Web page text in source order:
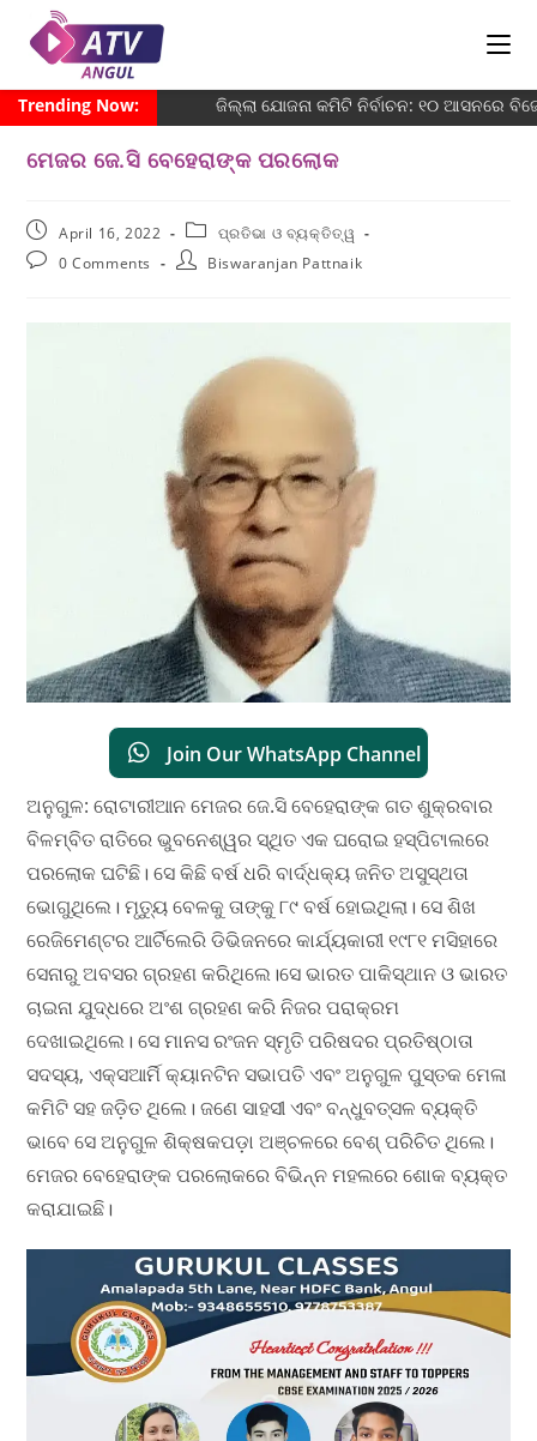
Trending Now: ଜିଲ୍ଲା ଯୋଜନା କମିଟି ନିର୍ବାଚନ: ୧୦ ଆସନରେ
ମେଜର ଜେ.ସି ବେହେରାଙ୍କ ପରଲୋକ
April 16, 2022
ପ୍ରତିଭା ଓ ବ୍ୟକ୍ତିତ୍ୱ
0 Comments
Biswaranjan Pattnaik
Join Our WhatsApp Channel
ଅନୁଗୁଳ: ରୋଟାରୀଆନ ମେଜର ଜେ.ସି ବେହେରାଙ୍କ ଗତ ଶୁକ୍ରବାର
ବିଳମ୍ବିତ ରାତିରେ ଭୁବନେଶ୍ୱର ସ୍ଥିତ ଏକ ଘରୋଇ ହସ୍ପିଟାଲରେ
ପରଲୋକ ଘଟିଛି। ସେ କିଛି ବର୍ଷ ଧରି ବାର୍ଦ୍ଧକ୍ୟ ଜନିତ ଅସୁସ୍ଥତା
ଭୋଗୁଥିଲେ। ମୃତ୍ୟୁ ବେଳକୁ ତାଙ୍କୁ ୮୯ ବର୍ଷ ହୋଇଥିଲା। ସେ ଶିଖ
ରେଜିମେଣ୍ଟ‌ର ଆର୍ଟିଲେରି ଡିଭିଜନରେ କାର୍ଯ୍ୟକାରୀ ୧୯୮୧ ମସିହାରେ
ସେନାରୁ ଅବସର ଗ୍ରହଣ କରିଥିଲେ।ସେ ଭାରତ ପାକିସ୍ଥାନ ଓ ଭାରତ
ଚାଇନା ଯୁଦ୍ଧରେ ଅଂଶ ଗ୍ରହଣ କରି ନିଜର ପରାକ୍ରମ
ଦେଖାଇଥିଲେ। ସେ ମାନସ ରଂଜନ ସ୍ମୃତି ପରିଷଦର ପ୍ରତିଷ୍ଠାତା
ସଦସ୍ୟ, ଏକ୍ସଆର୍ମି କ୍ୟାନଟିନ ସଭାପତି ଏବଂ ଅନୁଗୁଳ ପୁସ୍ତକ ମେଳା
କମିଟି ସହ ଜଡ଼ିତ ଥିଲେ। ଜଣେ ସାହସୀ ଏବଂ ବନ୍ଧୁବତ୍ସଳ ବ୍ୟକ୍ତି
ଭାବେ ସେ ଅନୁଗୁଳ ଶିକ୍ଷକପଡ଼ା ଅଞ୍ଚଳରେ ବେଶ୍ ପରିଚିତ ଥିଲେ।
ମେଜର ବେହେରାଙ୍କ ପରଲୋକରେ ବିଭିନ୍ନ ମହଲରେ ଶୋକ ବ୍ୟକ୍ତ
କରାଯାଇଛି।